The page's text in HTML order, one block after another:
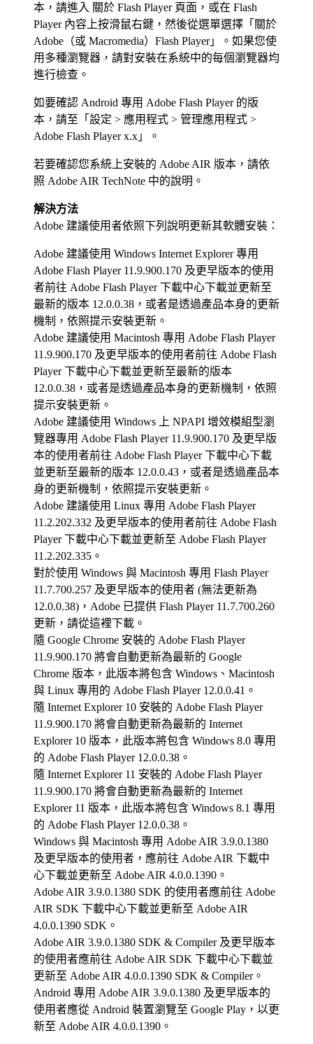
本，請進入 關於 Flash Player 頁面，或在 Flash
Player 內容上按滑鼠右鍵，然後從選單選擇「關於
Adobe（或 Macromedia）Flash Player」。如果您使
用多種瀏覽器，請對安裝在系統中的每個瀏覽器均
進行檢查。
如要確認 Android 專用 Adobe Flash Player 的版
本，請至「設定 > 應用程式 > 管理應用程式 >
Adobe Flash Player x.x」。
若要確認您系統上安裝的 Adobe AIR 版本，請依
照 Adobe AIR TechNote 中的說明。
解決方法
Adobe 建議使用者依照下列說明更新其軟體安裝：
Adobe 建議使用 Windows Internet Explorer 專用
Adobe Flash Player 11.9.900.170 及更早版本的使用
者前往 Adobe Flash Player 下載中心下載並更新至
最新的版本 12.0.0.38，或者是透過產品本身的更新
機制，依照提示安裝更新。
Adobe 建議使用 Macintosh 專用 Adobe Flash Player
11.9.900.170 及更早版本的使用者前往 Adobe Flash
Player 下載中心下載並更新至最新的版本
12.0.0.38，或者是透過產品本身的更新機制，依照
提示安裝更新。
Adobe 建議使用 Windows 上 NPAPI 增效模組型瀏
覽器專用 Adobe Flash Player 11.9.900.170 及更早版
本的使用者前往 Adobe Flash Player 下載中心下載
並更新至最新的版本 12.0.0.43，或者是透過產品本
身的更新機制，依照提示安裝更新。
Adobe 建議使用 Linux 專用 Adobe Flash Player
11.2.202.332 及更早版本的使用者前往 Adobe Flash
Player 下載中心下載並更新至 Adobe Flash Player
11.2.202.335。
對於使用 Windows 與 Macintosh 專用 Flash Player
11.7.700.257 及更早版本的使用者 (無法更新為
12.0.0.38)，Adobe 已提供 Flash Player 11.7.700.260
更新，請從這裡下載。
隨 Google Chrome 安裝的 Adobe Flash Player
11.9.900.170 將會自動更新為最新的 Google
Chrome 版本，此版本將包含 Windows、Macintosh
與 Linux 專用的 Adobe Flash Player 12.0.0.41。
隨 Internet Explorer 10 安裝的 Adobe Flash Player
11.9.900.170 將會自動更新為最新的 Internet
Explorer 10 版本，此版本將包含 Windows 8.0 專用
的 Adobe Flash Player 12.0.0.38。
隨 Internet Explorer 11 安裝的 Adobe Flash Player
11.9.900.170 將會自動更新為最新的 Internet
Explorer 11 版本，此版本將包含 Windows 8.1 專用
的 Adobe Flash Player 12.0.0.38。
Windows 與 Macintosh 專用 Adobe AIR 3.9.0.1380
及更早版本的使用者，應前往 Adobe AIR 下載中
心下載並更新至 Adobe AIR 4.0.0.1390。
Adobe AIR 3.9.0.1380 SDK 的使用者應前往 Adobe
AIR SDK 下載中心下載並更新至 Adobe AIR
4.0.0.1390 SDK。
Adobe AIR 3.9.0.1380 SDK & Compiler 及更早版本
的使用者應前往 Adobe AIR SDK 下載中心下載並
更新至 Adobe AIR 4.0.0.1390 SDK & Compiler。
Android 專用 Adobe AIR 3.9.0.1380 及更早版本的
使用者應從 Android 裝置瀏覽至 Google Play，以更
新至 Adobe AIR 4.0.0.1390。